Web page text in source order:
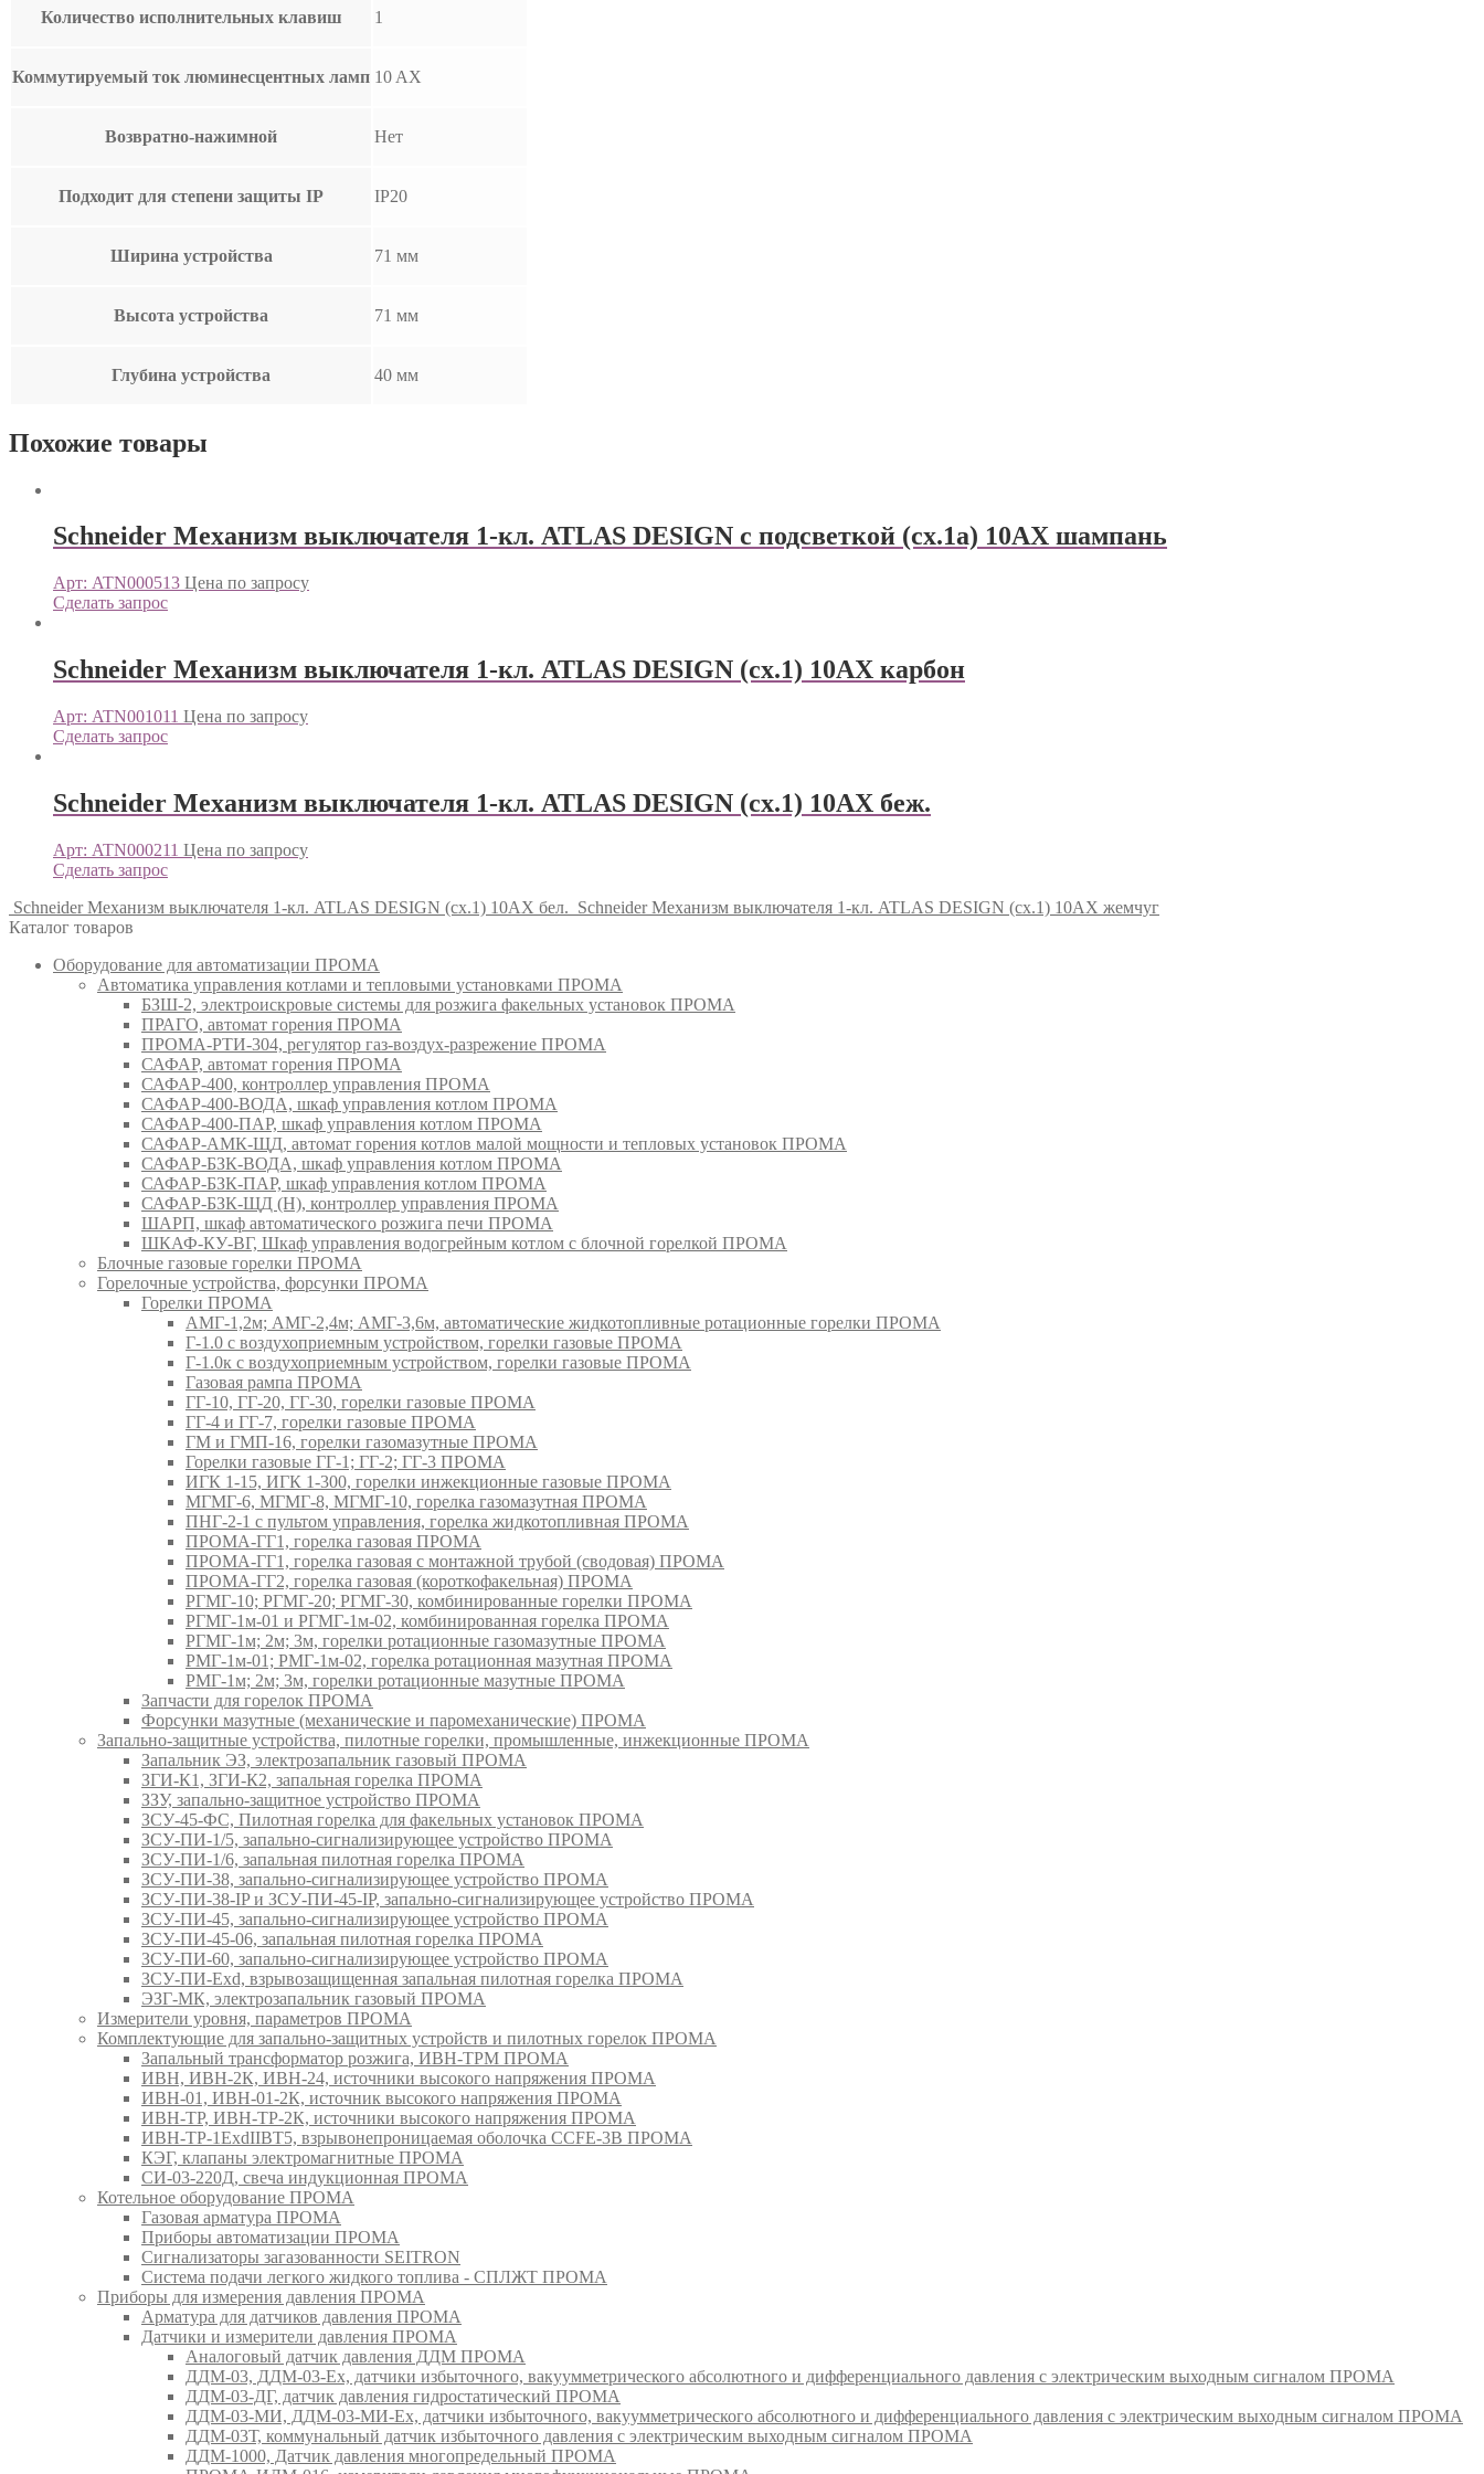
Количество исполнительных клавиш 1
Коммутируемый ток люминесцентных ламп 10 AX
Возвратно-нажимной Нет
Подходит для степени защиты IP IP20
Ширина устройства 71 мм
Высота устройства 71 мм
Глубина устройства 40 мм
Похожие товары
Schneider Механизм выключателя 1-кл. ATLAS DESIGN с подсветкой (сх.1а) 10АХ шампань
Арт: ATN000513 Цена по запросу
Сделать запрос
Schneider Механизм выключателя 1-кл. ATLAS DESIGN (сх.1) 10АХ карбон
Арт: ATN001011 Цена по запросу
Сделать запрос
Schneider Механизм выключателя 1-кл. ATLAS DESIGN (сх.1) 10АХ беж.
Арт: ATN000211 Цена по запросу
Сделать запрос
Schneider Механизм выключателя 1-кл. ATLAS DESIGN (сх.1) 10АХ бел. Schneider Механизм выключателя 1-кл. ATLAS DESIGN (сх.1) 10АХ жемчуг
Каталог товаров
Оборудование для автоматизации ПРОМА
Автоматика управления котлами и тепловыми установками ПРОМА
БЗШ-2, электроискровые системы для розжига факельных установок ПРОМА
ПРАГО, автомат горения ПРОМА
ПРОМА-РТИ-304, регулятор газ-воздух-разрежение ПРОМА
САФАР, автомат горения ПРОМА
САФАР-400, контроллер управления ПРОМА
САФАР-400-ВОДА, шкаф управления котлом ПРОМА
САФАР-400-ПАР, шкаф управления котлом ПРОМА
САФАР-АМК-ЩД, автомат горения котлов малой мощности и тепловых установок ПРОМА
САФАР-БЗК-ВОДА, шкаф управления котлом ПРОМА
САФАР-БЗК-ПАР, шкаф управления котлом ПРОМА
САФАР-БЗК-ЩД (Н), контроллер управления ПРОМА
ШАРП, шкаф автоматического розжига печи ПРОМА
ШКАФ-КУ-ВГ, Шкаф управления водогрейным котлом с блочной горелкой ПРОМА
Блочные газовые горелки ПРОМА
Горелочные устройства, форсунки ПРОМА
Горелки ПРОМА
АМГ-1,2м; АМГ-2,4м; АМГ-3,6м, автоматические жидкотопливные ротационные горелки ПРОМА
Г-1.0 с воздухоприемным устройством, горелки газовые ПРОМА
Г-1.0к с воздухоприемным устройством, горелки газовые ПРОМА
Газовая рампа ПРОМА
ГГ-10, ГГ-20, ГГ-30, горелки газовые ПРОМА
ГГ-4 и ГГ-7, горелки газовые ПРОМА
ГМ и ГМП-16, горелки газомазутные ПРОМА
Горелки газовые ГГ-1; ГГ-2; ГГ-3 ПРОМА
ИГК 1-15, ИГК 1-300, горелки инжекционные газовые ПРОМА
МГМГ-6, МГМГ-8, МГМГ-10, горелка газомазутная ПРОМА
ПНГ-2-1 с пультом управления, горелка жидкотопливная ПРОМА
ПРОМА-ГГ1, горелка газовая ПРОМА
ПРОМА-ГГ1, горелка газовая с монтажной трубой (сводовая) ПРОМА
ПРОМА-ГГ2, горелка газовая (короткофакельная) ПРОМА
РГМГ-10; РГМГ-20; РГМГ-30, комбинированные горелки ПРОМА
РГМГ-1м-01 и РГМГ-1м-02, комбинированная горелка ПРОМА
РГМГ-1м; 2м; 3м, горелки ротационные газомазутные ПРОМА
РМГ-1м-01; РМГ-1м-02, горелка ротационная мазутная ПРОМА
РМГ-1м; 2м; 3м, горелки ротационные мазутные ПРОМА
Запчасти для горелок ПРОМА
Форсунки мазутные (механические и паромеханические) ПРОМА
Запально-защитные устройства, пилотные горелки, промышленные, инжекционные ПРОМА
Запальник ЭЗ, электрозапальник газовый ПРОМА
ЗГИ-К1, ЗГИ-К2, запальная горелка ПРОМА
ЗЗУ, запально-защитное устройство ПРОМА
ЗСУ-45-ФС, Пилотная горелка для факельных установок ПРОМА
ЗСУ-ПИ-1/5, запально-сигнализирующее устройство ПРОМА
ЗСУ-ПИ-1/6, запальная пилотная горелка ПРОМА
ЗСУ-ПИ-38, запально-сигнализирующее устройство ПРОМА
ЗСУ-ПИ-38-IP и ЗСУ-ПИ-45-IP, запально-сигнализирующее устройство ПРОМА
ЗСУ-ПИ-45, запально-сигнализирующее устройство ПРОМА
ЗСУ-ПИ-45-06, запальная пилотная горелка ПРОМА
ЗСУ-ПИ-60, запально-сигнализирующее устройство ПРОМА
ЗСУ-ПИ-Exd, взрывозащищенная запальная пилотная горелка ПРОМА
ЭЗГ-МК, электрозапальник газовый ПРОМА
Измерители уровня, параметров ПРОМА
Комплектующие для запально-защитных устройств и пилотных горелок ПРОМА
Запальный трансформатор розжига, ИВН-ТРМ ПРОМА
ИВН, ИВН-2К, ИВН-24, источники высокого напряжения ПРОМА
ИВН-01, ИВН-01-2К, источник высокого напряжения ПРОМА
ИВН-ТР, ИВН-ТР-2К, источники высокого напряжения ПРОМА
ИВН-ТР-1ExdIIBT5, взрывонепроницаемая оболочка CCFE-3B ПРОМА
КЭГ, клапаны электромагнитные ПРОМА
СИ-03-220Д, свеча индукционная ПРОМА
Котельное оборудование ПРОМА
Газовая арматура ПРОМА
Приборы автоматизации ПРОМА
Сигнализаторы загазованности SEITRON
Система подачи легкого жидкого топлива - СПЛЖТ ПРОМА
Приборы для измерения давления ПРОМА
Арматура для датчиков давления ПРОМА
Датчики и измерители давления ПРОМА
Аналоговый датчик давления ДДМ ПРОМА
ДДМ-03, ДДМ-03-Ех, датчики избыточного, вакуумметрического абсолютного и дифференциального давления с электрическим выходным сигналом ПРОМА
ДДМ-03-ДГ, датчик давления гидростатический ПРОМА
ДДМ-03-МИ, ДДМ-03-МИ-Ех, датчики избыточного, вакуумметрического абсолютного и дифференциального давления с электрическим выходным сигналом ПРОМА
ДДМ-03Т, коммунальный датчик избыточного давления с электрическим выходным сигналом ПРОМА
ДДМ-1000, Датчик давления многопредельный ПРОМА